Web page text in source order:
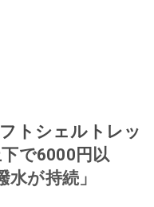
トシェルトレッ
で6000円以
が持続」